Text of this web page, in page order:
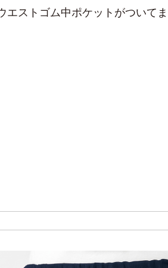
エストゴム中ポケットがついてま